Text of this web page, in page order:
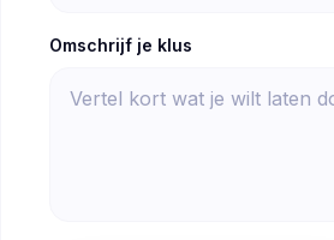
Omschrijf je klus